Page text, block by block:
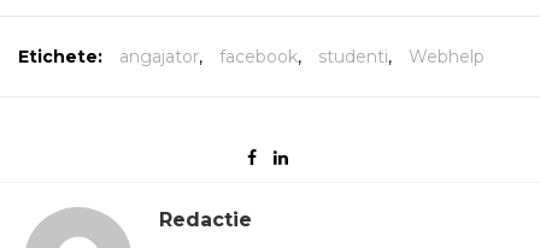
Etichete: angajator, facebook, studenti, Webhelp
Redactie